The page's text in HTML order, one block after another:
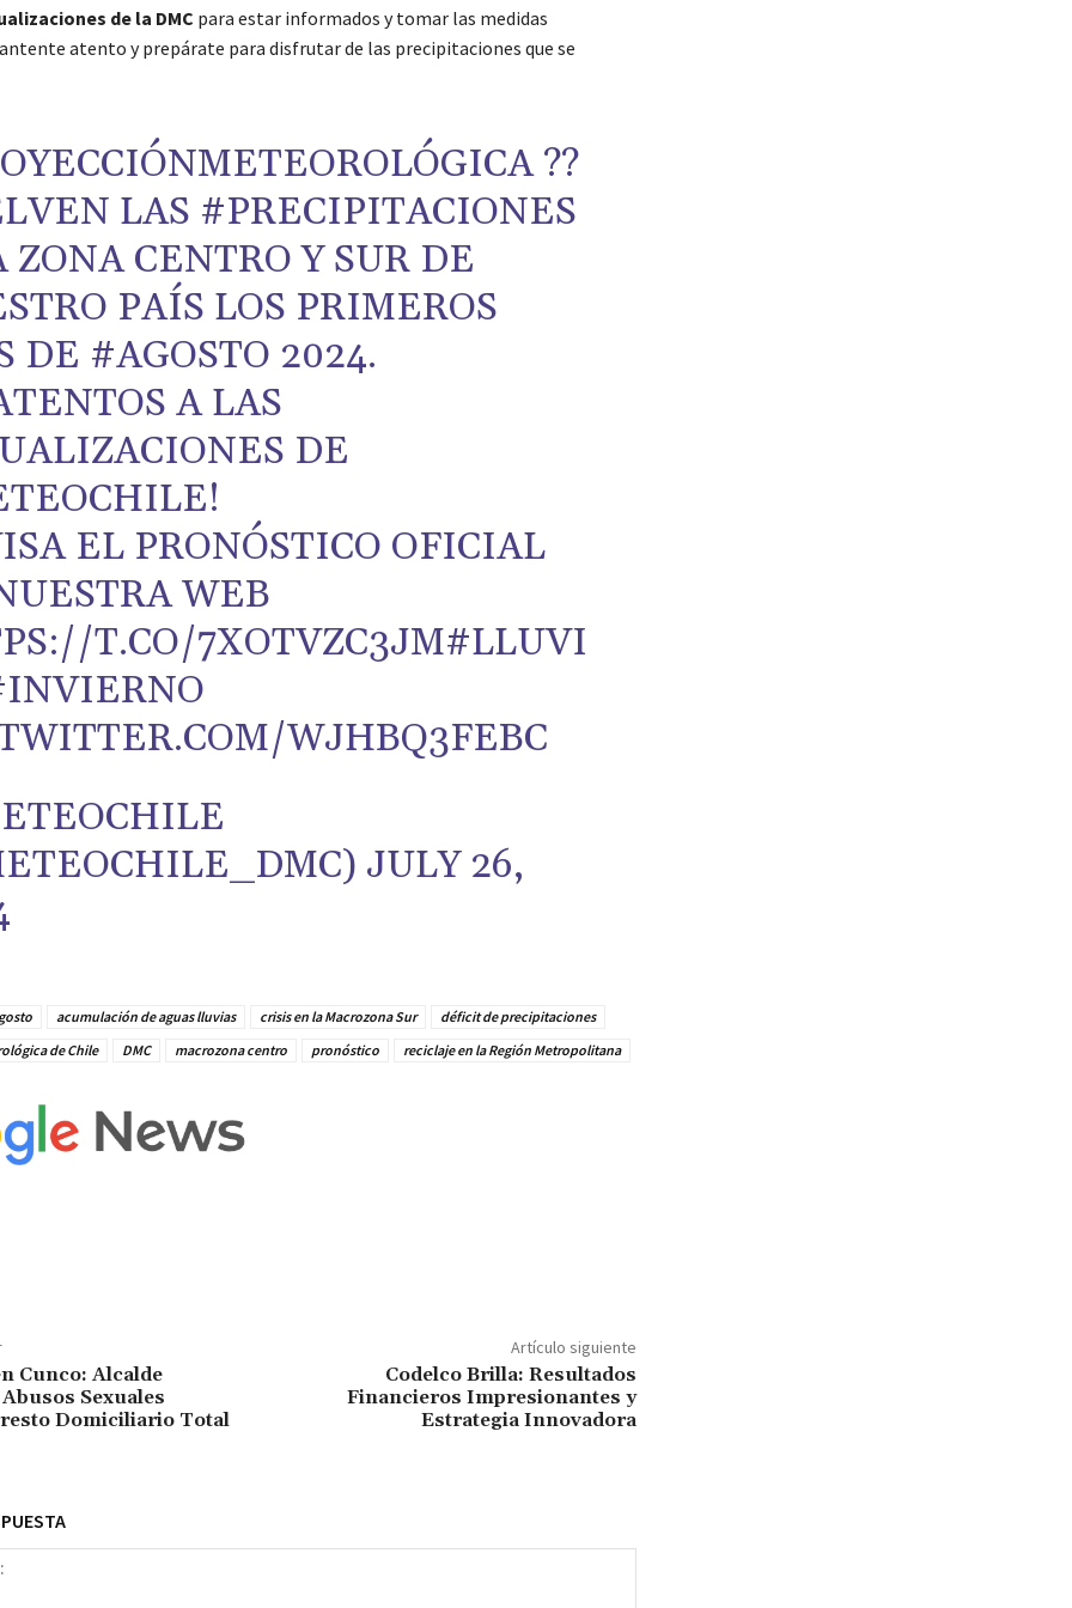
de la DMC para estar informados y tomar las medidas
atento y prepárate para disfrutar de las precipitaciones que se
?️?️
LAS #PRECIPITACIONES
ZONA CENTRO Y SUR DE
PAÍS LOS PRIMEROS
DE #AGOSTO 2024.
A LAS
DE
!
EL PRONÓSTICO OFICIAL
WEB
T.CO/7XOTVZC3JM#LLUVI
WJHBQ3FEBC
JULY 26,
acumulación de aguas lluvias crisis en la Macrozona Sur
déficit de precipitaciones
de Chile
DMC macrozona centro pronóstico reciclaje en la Región Metropolitana
Cunco: Alcalde
Sexuales
Domiciliario Total
Artículo siguiente
Codelco Brilla: Resultados
Financieros Impresionantes y
Estrategia Innovadora